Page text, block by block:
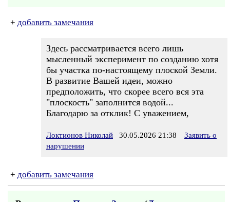
+ добавить замечания
Здесь рассматривается всего лишь
мысленный эксперимент по созданию хотя
бы участка по-настоящему плоской Земли.
В развитие Вашей идеи, можно
предположить, что скорее всего вся эта
"плоскость" заполнится водой...
Благодарю за отклик! С уважением,
Локтионов Николай 30.05.2026 21:38
Заявить о
нарушении
+ добавить замечания